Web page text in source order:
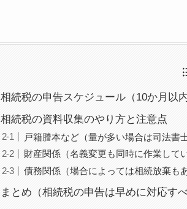
相続税の申告スケジュール（10か月以
相続税の資料収集のやり方と注意点
戸籍謄本など（量が多い場合は司法書
財産関係（名義変更も同時に作業して
債務関係（場合によっては相続放棄も
まとめ（相続税の申告は早めに対応すべ